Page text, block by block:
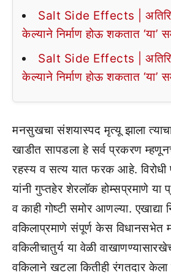
Salt Side Effects |
केल्याने निर्माण होऊ शकतात ‘या’
Salt Side Effects |
केल्याने निर्माण होऊ शकतात ‘या’
मनसुखचा संशयास्पद मृत्यू झाला
खाडीत सापडला हे सर्व प्रकरण
रहस्य व सत्य यात फरक आहे.
यांनी गुप्तहेर शेरलॉक होम्सप्रमाणे या
व काही गोष्टी समोर आणल्या. एखाद्या
वकिलाप्रमाणे संपूर्ण केस विधानसभेत
वकिलीचातुर्य या वेळी
वकिलाने खटला कितीही रंगतदार केला